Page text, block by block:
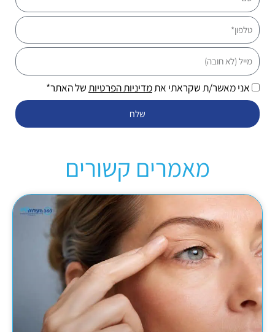
טלפון
מייל
אני מאשר/ת שקראתי אתמדיניות הפרטיות של האתר*
שלח
מאמרים קשורים